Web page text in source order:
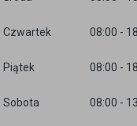
Czwartek 08:00 -
Piątek 08:00 -
Sobota 08:00 -